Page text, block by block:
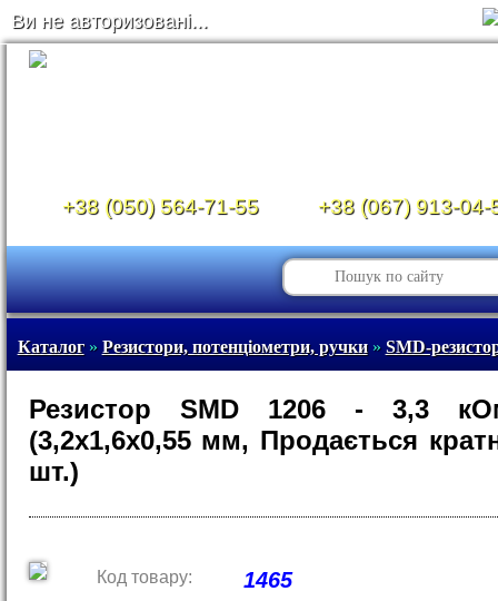
Ви не авторизовані...
+38 (050) 564-71-55 +38 (067) 913-04-
Каталог» Резистори, потенціометри, ручки» SMD-
Резистор SMD 1206 - 3,3
(3,2х1,6х0,55 мм, Продається
шт.)
Код товару: 1465